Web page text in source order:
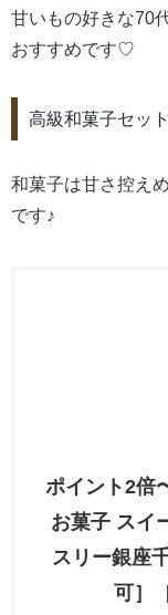
甘いもの好きな70
おすすめです♡
高級和菓子セッ
和菓子は甘さ控え
です♪
ポイント2倍
お菓子 スイ
スリー銀座
可］